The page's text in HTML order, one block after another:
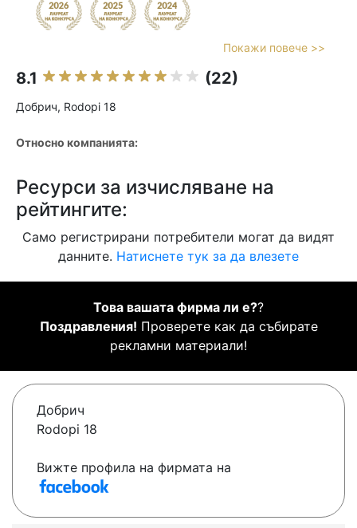
Покажи повече >>
8.1 (22)
Добрич, Rodopi 18
Относно компанията:
Ресурси за изчисляване на
рейтингите:
Само регистрирани потребители могат да видят
данните. Натиснете тук за да влезете
Това вашата фирма ли е??
Поздравления! Проверете как да събирате
рекламни материали!
Добрич
Rodopi 18
Вижте профила на фирмата на